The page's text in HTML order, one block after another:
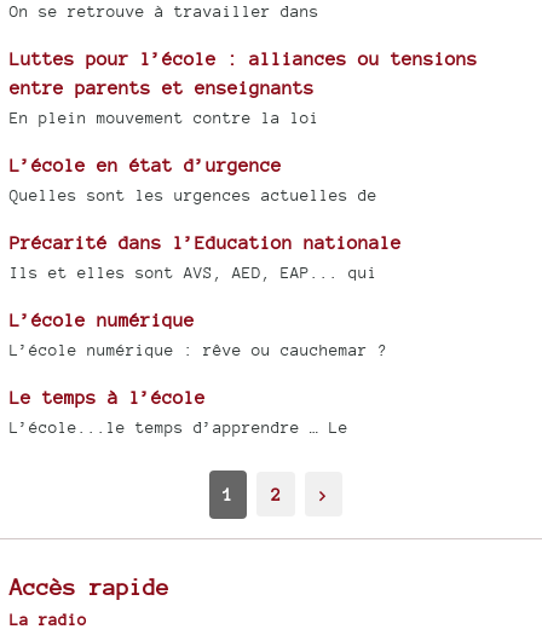
On se retrouve à travailler dans
Luttes pour l’école : alliances ou tensions
entre parents et enseignants
En plein mouvement contre la loi
L’école en état d’urgence
Quelles sont les urgences actuelles de
Précarité dans l’Education nationale
Ils et elles sont AVS, AED, EAP... qui
L’école numérique
L’école numérique : rêve ou cauchemar ?
Le temps à l’école
L’école...le temps d’apprendre … Le
1 2 >
Accès rapide
La radio